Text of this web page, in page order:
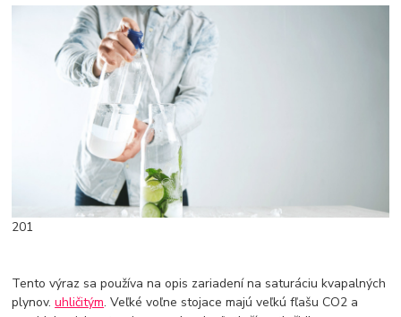
201
Tento výraz sa používa na opis zariadení na saturáciu kvapalných
plynov.uhličitým. Veľké voľne stojace majú veľkú fľašu CO2 a